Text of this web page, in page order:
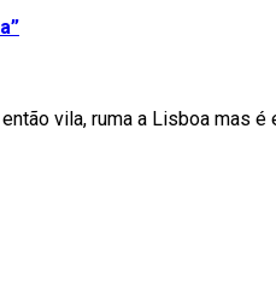
vila, ruma a Lisboa mas